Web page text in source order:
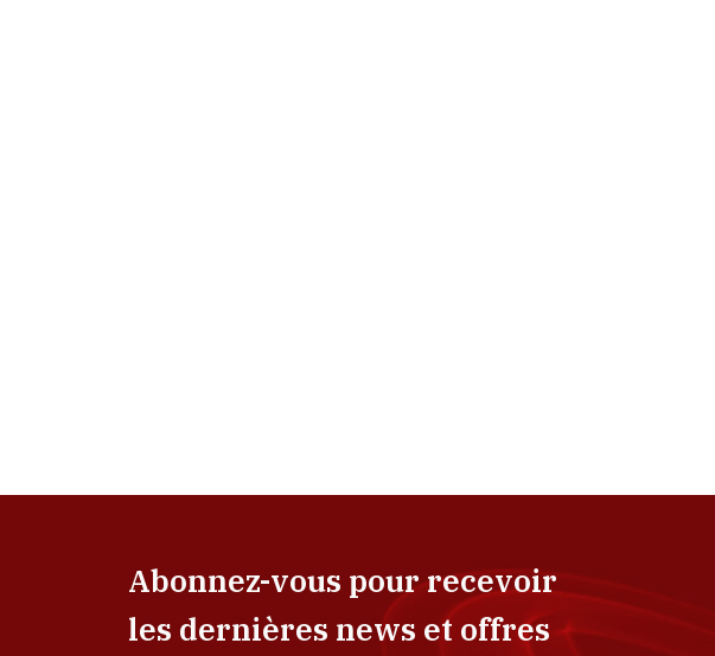
Abonnez-vous pour recevoir
les dernières news et offres